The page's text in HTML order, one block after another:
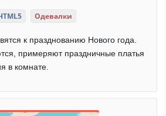
Одевалки
к празднованию Нового года.
примеряют праздничные платья
в комнате.